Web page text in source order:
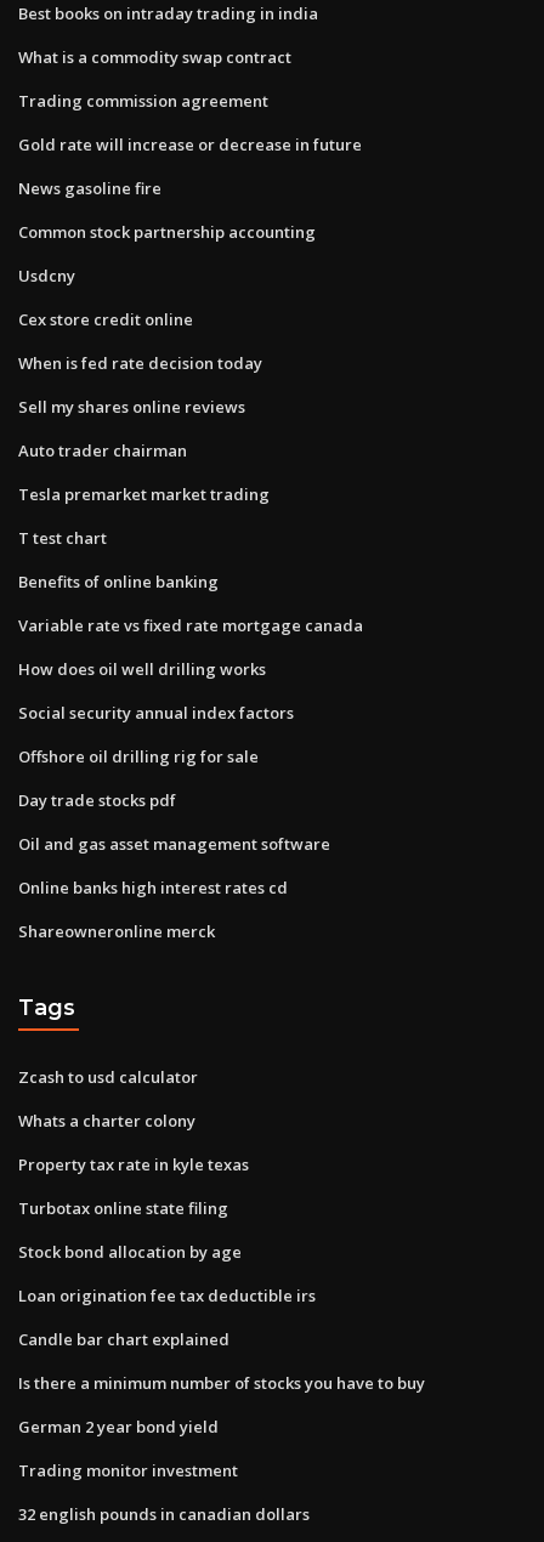
Best books on intraday trading in india
What is a commodity swap contract
Trading commission agreement
Gold rate will increase or decrease in future
News gasoline fire
Common stock partnership accounting
Usdcny
Cex store credit online
When is fed rate decision today
Sell my shares online reviews
Auto trader chairman
Tesla premarket market trading
T test chart
Benefits of online banking
Variable rate vs fixed rate mortgage canada
How does oil well drilling works
Social security annual index factors
Offshore oil drilling rig for sale
Day trade stocks pdf
Oil and gas asset management software
Online banks high interest rates cd
Shareowneronline merck
Tags
Zcash to usd calculator
Whats a charter colony
Property tax rate in kyle texas
Turbotax online state filing
Stock bond allocation by age
Loan origination fee tax deductible irs
Candle bar chart explained
Is there a minimum number of stocks you have to buy
German 2 year bond yield
Trading monitor investment
32 english pounds in canadian dollars